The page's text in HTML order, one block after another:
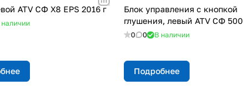
ATV СФ X8 EPS 2016 г
наличии
Блок управления с кнопкой
глушения, левый ATV СФ 500
0 0 В наличии
Подробнее